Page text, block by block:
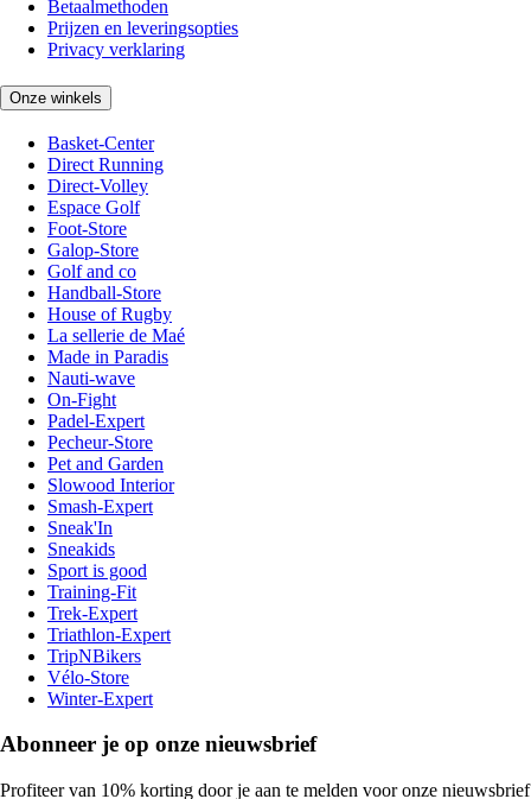
Betaalmethoden
Prijzen en leveringsopties
Privacy verklaring
Onze winkels
Basket-Center
Direct Running
Direct-Volley
Espace Golf
Foot-Store
Galop-Store
Golf and co
Handball-Store
House of Rugby
La sellerie de Maé
Made in Paradis
Nauti-wave
On-Fight
Padel-Expert
Pecheur-Store
Pet and Garden
Slowood Interior
Smash-Expert
Sneak'In
Sneakids
Sport is good
Training-Fit
Trek-Expert
Triathlon-Expert
TripNBikers
Vélo-Store
Winter-Expert
Abonneer je op onze nieuwsbrief
Profiteer van 10% korting door je aan te melden voor onze nieuwsbrief